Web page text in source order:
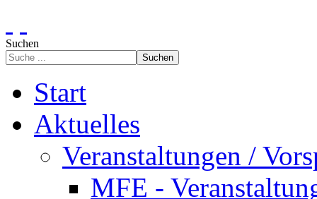
Suchen
Suchen
Start
Aktuelles
Veranstaltungen /
MFE -